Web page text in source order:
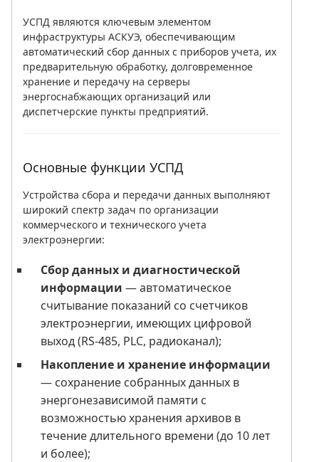
УСПД являются ключевым элементом
инфраструктуры АСКУЭ, обеспечивающим
автоматический сбор данных с приборов учета, их
предварительную обработку, долговременное
хранение и передачу на серверы
энергоснабжающих организаций или
диспетчерские пункты предприятий.
Основные функции УСПД
Устройства сбора и передачи данных выполняют
широкий спектр задач по организации
коммерческого и технического учета
электроэнергии:
Сбор данных и диагностической
информации — автоматическое
считывание показаний со счетчиков
электроэнергии, имеющих цифровой
выход (RS-485, PLC, радиоканал);
Накопление и хранение информации
— сохранение собранных данных в
энергонезависимой памяти с
возможностью хранения архивов в
течение длительного времени (до 10 лет
и более);